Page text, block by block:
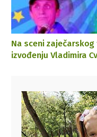
Na sceni zaječarskog
izvođenju Vladimira